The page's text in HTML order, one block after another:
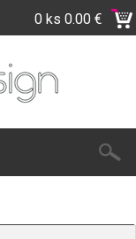
0 ks 0.00 €